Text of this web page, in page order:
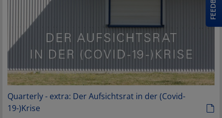
Quarterly - extra: Der Aufsichtsrat in der (Covid-
19-)Krise